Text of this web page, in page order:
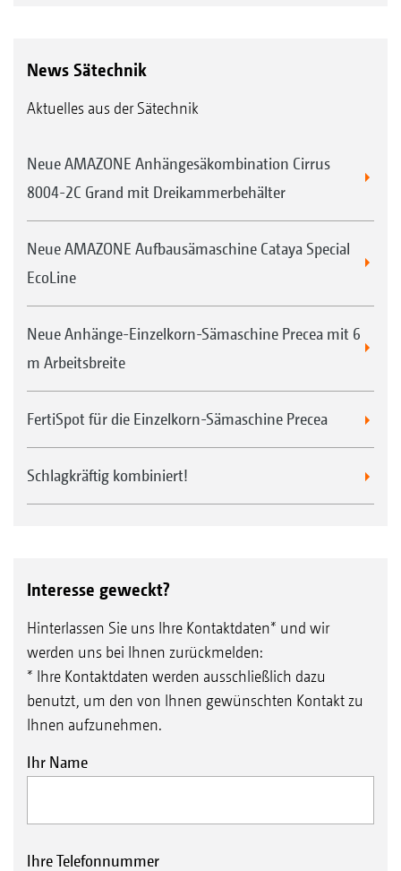
News Sätechnik
Aktuelles aus der Sätechnik
Neue AMAZONE Anhängesäkombination Cirrus
8004-2C Grand mit Dreikammerbehälter
Neue AMAZONE Aufbausämaschine Cataya Special
EcoLine
Neue Anhänge-Einzelkorn-Sämaschine Precea mit 6
m Arbeitsbreite
FertiSpot für die Einzelkorn-Sämaschine Precea
Schlagkräftig kombiniert!
Interesse geweckt?
Hinterlassen Sie uns Ihre Kontaktdaten* und wir
werden uns bei Ihnen zurückmelden:
* Ihre Kontaktdaten werden ausschließlich dazu
benutzt, um den von Ihnen gewünschten Kontakt zu
Ihnen aufzunehmen.
Ihr Name
Ihre Telefonnummer